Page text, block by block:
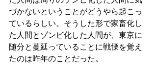
づかないということがどうやら起こっ
ているらしい。そうした形で家畜化し
た人間とゾンビ化した人間が、東京に
随分と蔓延っていることに戦慄を覚え
たのは昨年のことだった。